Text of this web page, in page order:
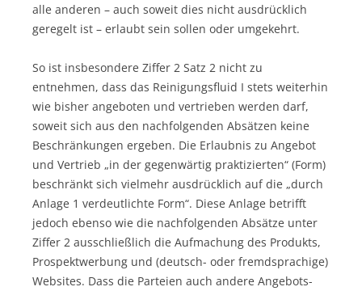
alle anderen – auch soweit dies nicht ausdrücklich
geregelt ist – erlaubt sein sollen oder umgekehrt.
So ist insbesondere Ziffer 2 Satz 2 nicht zu
entnehmen, dass das Reinigungsfluid I stets weiterhin
wie bisher angeboten und vertrieben werden darf,
soweit sich aus den nachfolgenden Absätzen keine
Beschränkungen ergeben. Die Erlaubnis zu Angebot
und Vertrieb „in der gegenwärtig praktizierten“ (Form)
beschränkt sich vielmehr ausdrücklich auf die „durch
Anlage 1 verdeutlichte Form“. Diese Anlage betrifft
jedoch ebenso wie die nachfolgenden Absätze unter
Ziffer 2 ausschließlich die Aufmachung des Produkts,
Prospektwerbung und (deutsch- oder fremdsprachige)
Websites. Dass die Parteien auch andere Angebots-